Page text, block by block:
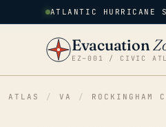
ATLANTIC HURRICANE
Evacuation
EZ–001 / CIVIC
ATLAS / VA / ROCKINGHAM